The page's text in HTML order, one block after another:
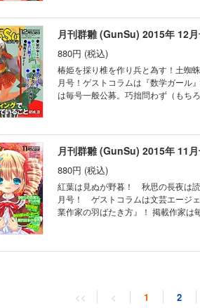
２回〉 世の中の女子がみんなお前の
佳境へ！バリ島へ旅立った綾香を追
さらわれた美香ちゃんを助けにいく
ります』と『ドミトリーともきんす
アントワネットが息子へ送る手紙 ●
キミ『週末夫婦、猫を飼う』〈読切
ーっ」と叫ぶ声が聞こえた次の瞬間
0.9Gravitation／宮比のん／原田晶文
月刊群雛 (GunSu) 2015年 12
880円 (税込)
椿姫を採り椎を作り兵と為す！土蜘
月号！ゲストコラムは『数学ガール』
は毎号一般公募。巧拙問わず（もち
『鼠の家』〈読切〉 法要に現れなか
に青春を捧げた女子６人組は今日も
人々 ●幸田玲『夏のかけら』〈第４
興味がない』〈第１回〉 引きこもり
切〉 2011年のラグビー界を賑わせ
頼った老人の語る話とは ●よたか『
●浅野佑暉『パトリシア』〈読切〉
ラス
月刊群雛 (GunSu) 2015年 11
880円 (税込)
紅葉は見ぬが野暮！ 秋思の長夜は
月号！ ゲストコラムは文芸エージ
業作家の羽ばたき方』！ 掲載作家は毎号一般公募。巧拙問わず（もちろん校正済み）、ジャンル不問（まるで福
切〉 あいつから届いた一通のメール
綾香と過ごす ●神楽坂らせん『あい
ハッピーハロウィン！読んでくれ
<< < 1 2